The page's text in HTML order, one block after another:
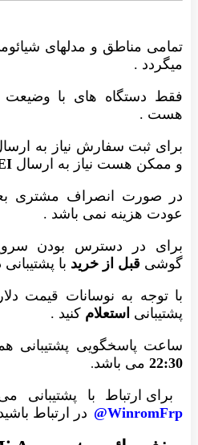
تمامی مناطق و مدلهای
میگردد .
هست .
برای ثبت سفارش نیاز به
و ممکن هست نیاز به ارسال
در صورت انصراف مشتری
عودت هزینه نمی باشد .
برای در دسترس بودن
گوشی قبل از خرید با
با توجه به نوسانات قیمت
پشتیبانی استعلام کنید .
ساعت پاسخگویی پشتیبانی
22:30می باشد.
برای ارتباط با پشتیبانی
WinromFrp@
در ارتباط